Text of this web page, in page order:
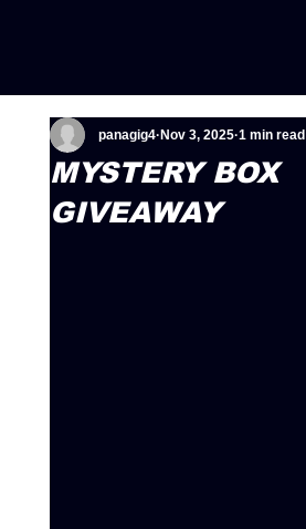
MYSTERY BOX
GIVEAWAY
panagig4 Nov 3, 2025 1 min read